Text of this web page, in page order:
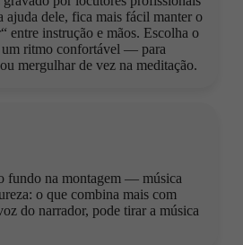
ajuda dele, fica mais fácil manter o
entre instrução e mãos. Escolha o
um ritmo confortável — para
mergulhar de vez na meditação.
fundo na montagem — música
o que combina mais com
do narrador, pode tirar a música